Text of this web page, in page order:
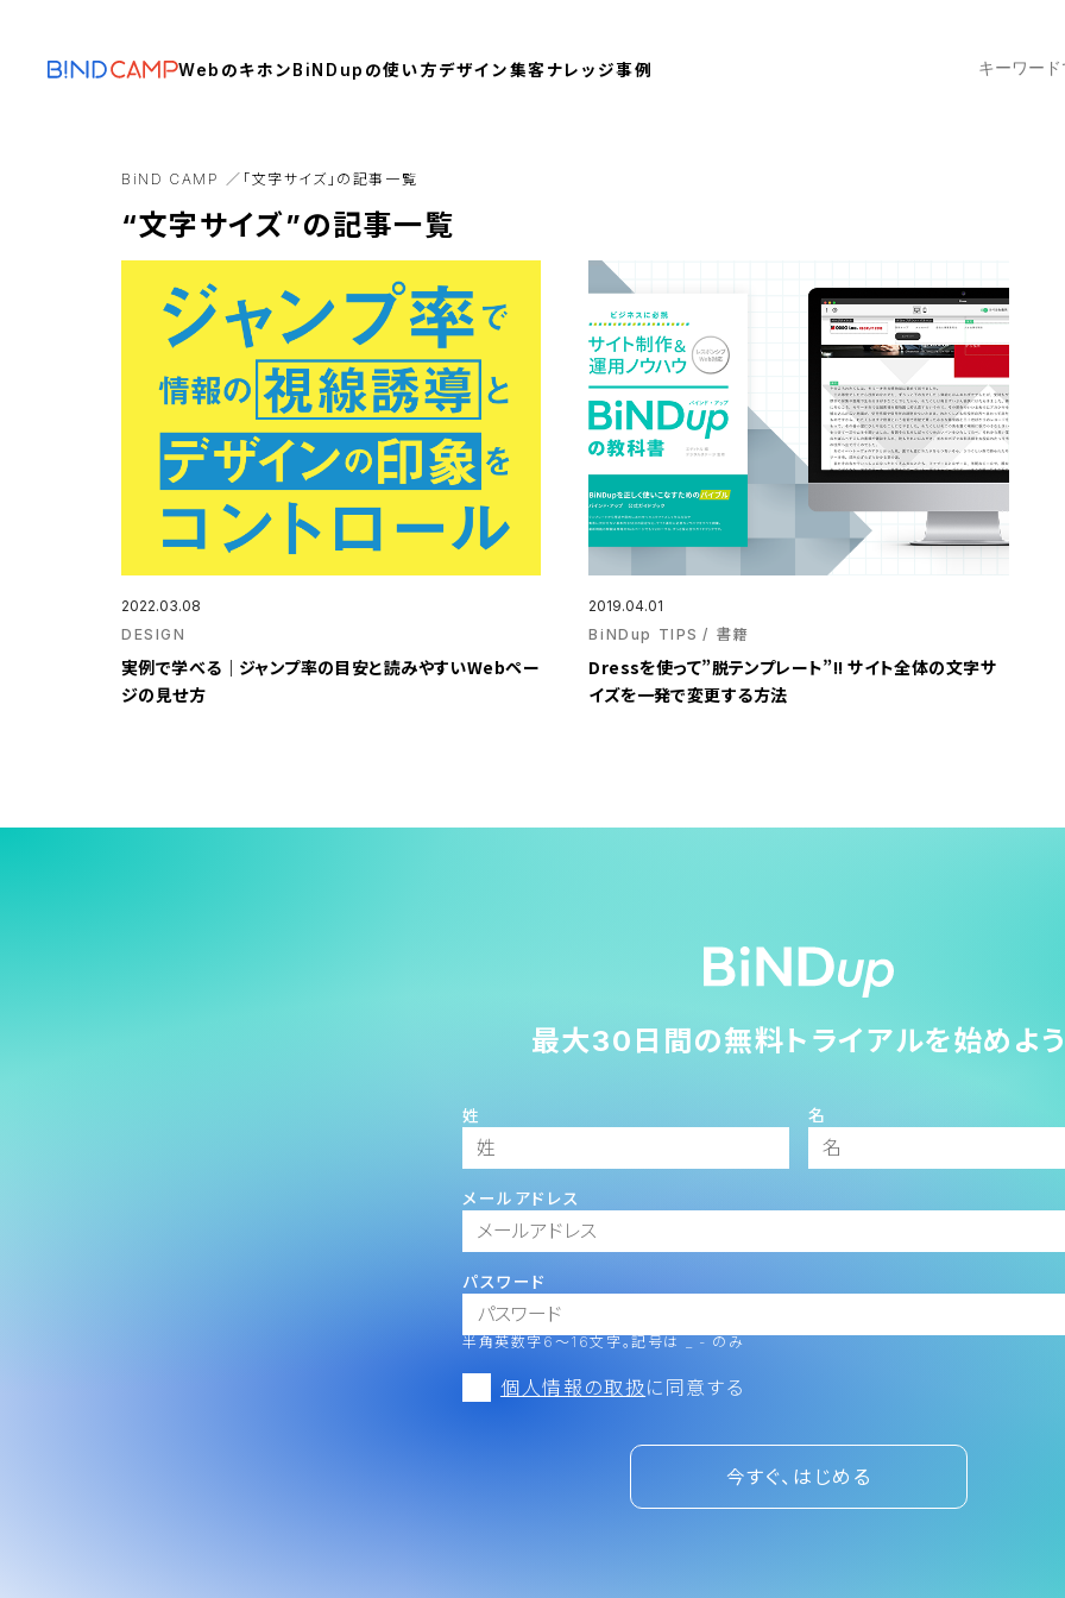
Webのキホン BiNDupの使い方デザイン集客ナレッジ事例
BiND CAMP 「文字サイズ」の記事一覧
“文字サイズ”の記事一覧
2022.03.08
DESIGN
実例で学べる｜ジャンプ率の目安と読みやすいWebペー
ジの見せ方
2019.04.01
BiNDup TIPS
書籍
Dressを使って”脱テンプレート”!! サイト全体の文字サ
イズを一発で変更する方法
最大30日間の無料トライアルを始めよ
姓 名
メールアドレス
パスワード
半角英数字6～16文字。記号は _ - のみ
個人情報の取扱に同意する
今すぐ、はじめる